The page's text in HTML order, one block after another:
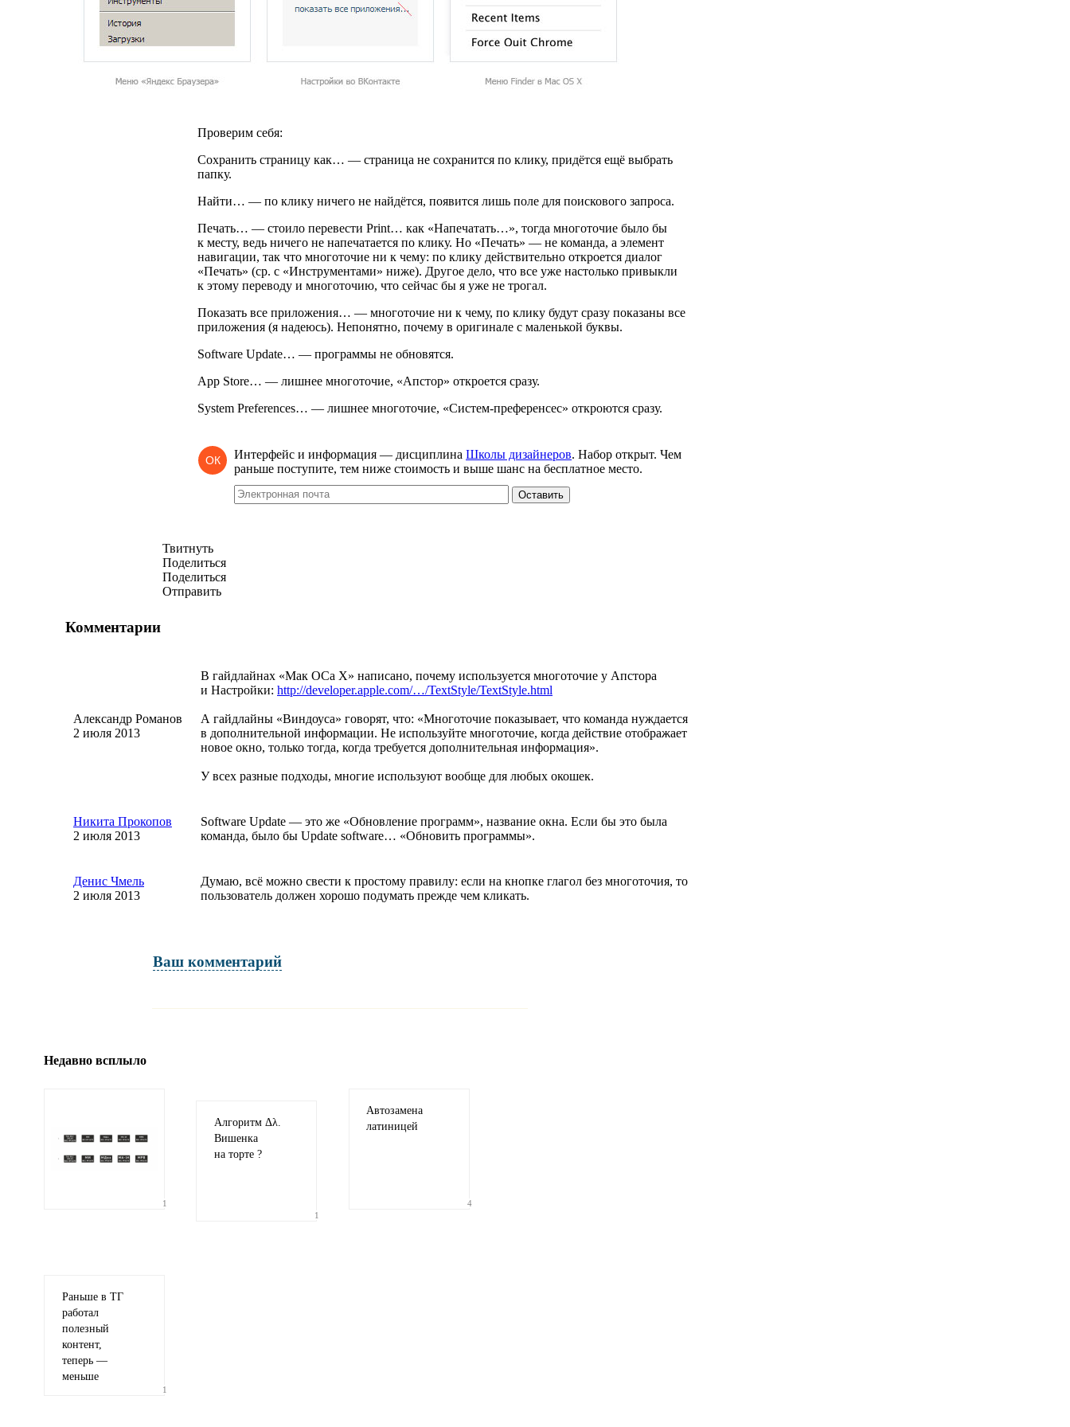
Проверим себя:
Сохранить страницу как… — страница не сохранится по клику, придётся ещё выбрать
папку.
Найти… — по клику ничего не найдётся, появится лишь поле для поискового запроса.
Печать… — стоило перевести Print… как «Напечатать…», тогда многоточие было бы
к месту, ведь ничего не напечатается по клику. Но «Печать» — не команда, а элемент
навигации, так что многоточие ни к чему: по клику действительно откроется диалог
«Печать» (ср. с «Инструментами» ниже). Другое дело, что все уже настолько привыкли
к этому переводу и многоточию, что сейчас бы я уже не трогал.
Показать все приложения… — многоточие ни к чему, по клику будут сразу показаны все
приложения (я надеюсь). Непонятно, почему в оригинале с маленькой буквы.
Software Update… — программы не обновятся.
App Store… — лишнее многоточие, «Апстор» откроется сразу.
System Preferences… — лишнее многоточие, «Систем-преференсес» откроются сразу.
ОК Интерфейс и информация — дисциплина Школы дизайнеров. Набор открыт. Чем
раньше поступите, тем ниже стоимость и выше шанс на бесплатное место.
Оставить
Твитнуть
Поделиться
Поделиться
Отправить
Комментарии
Александр Романов
2 июля 2013
В гайдлайнах «Мак ОСа X» написано, почему используется многоточие у Апстора
и Настройки: http://developer.apple.com/…/TextStyle/TextStyle.html
А гайдлайны «Виндоуса» говорят, что: «Многоточие показывает, что команда нуждается
в дополнительной информации. Не используйте многоточие, когда действие отображает
новое окно, только тогда, когда требуется дополнительная информация».
У всех разные подходы, многие используют вообще для любых окошек.
Никита Прокопов
2 июля 2013
Software Update — это же «Обновление программ», название окна. Если бы это была
команда, было бы Update software… «Обновить программы».
Денис Чмель
2 июля 2013
Думаю, всё можно свести к простому правилу: если на кнопке глагол без многоточия, то
пользователь должен хорошо подумать прежде чем кликать.
Ваш комментарий
Иллюстрация
гиф или джипег шириной не более 700 пикселей
Недавно всплыло
1
Алгоритм Δλ.
Вишенка
на торте ?
1
Автозамена
латиницей
4
Раньше в ТГ
работал
полезный
контент,
теперь —
меньше
1